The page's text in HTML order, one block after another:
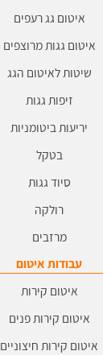
איטום גג רעפים
איטום גגות מרוצפים
שיטות לאיטום הגג
זיפות גגות
יריעות ביטומניות
בטקל
סיוד גגות
רולקה
מרזבים
עבודות איטום
איטום קירות
איטום קירות פנים
איטום קירות חיצוניים